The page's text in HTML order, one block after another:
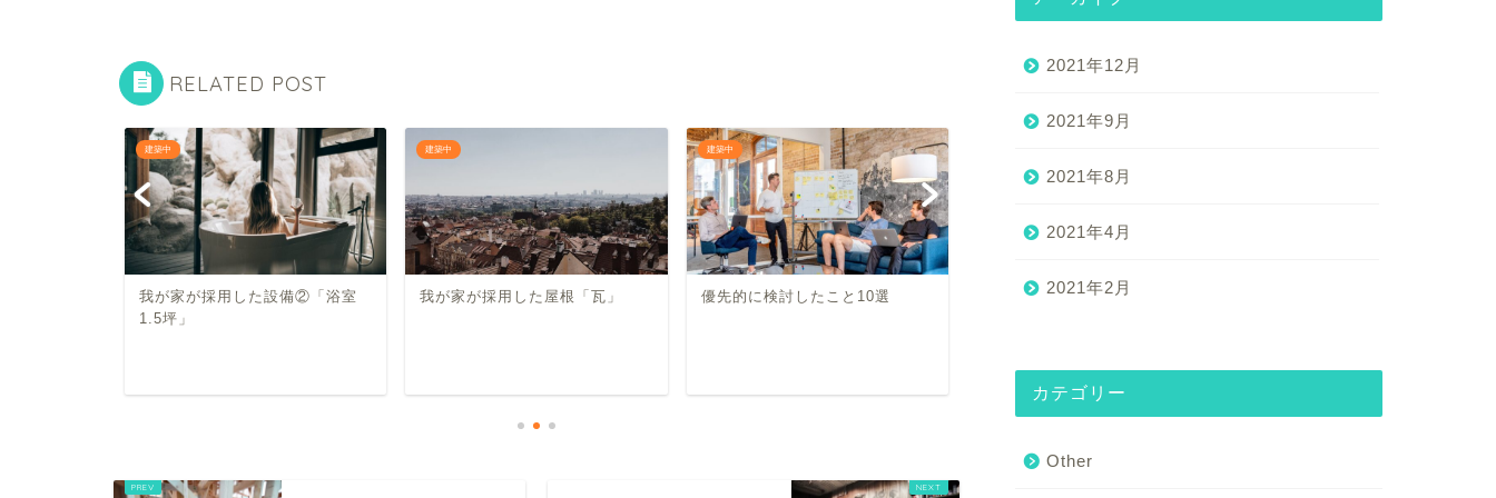
RELATED POST
建築中
我が家が採用した設備②「浴室
1.5坪」
建築中
我が家が採用した屋根「瓦」
建築中
優先的に検討したこと10選
我が家が採用した設備②「浴室
2021年12月
2021年9月
2021年8月
2021年4月
2021年2月
カテゴリー
Other